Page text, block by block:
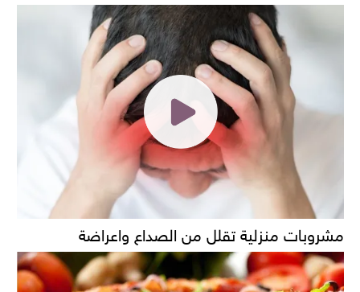
مشروبات منزلية تقلل من الصداع واعراضة